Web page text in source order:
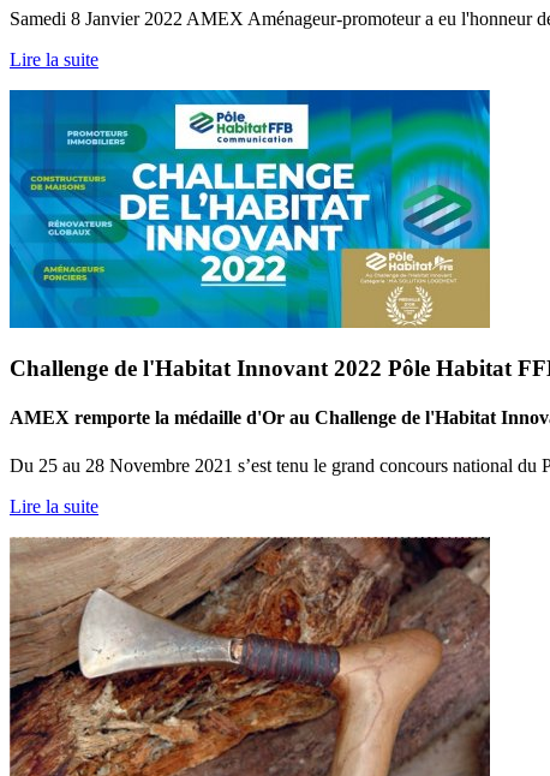
Samedi 8 Janvier 2022 AMEX Aménageur-promoteur a eu l'honneur
Lire la suite
Challenge de l'Habitat Innovant 2022 Pôle Habitat
AMEX remporte la médaille d'Or au Challenge de l'Habitat
Du 25 au 28 Novembre 2021 s’est tenu le grand concours national
Lire la suite